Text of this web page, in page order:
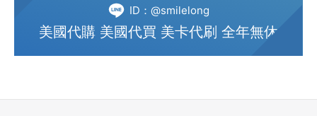
ID：@smilelong
美國代購 美國代買 美卡代刷 全年無休